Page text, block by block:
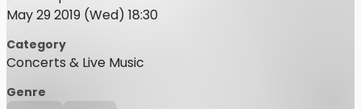
May 29 2019 (Wed) 18:30
Category
Concerts & Live Music
Genre